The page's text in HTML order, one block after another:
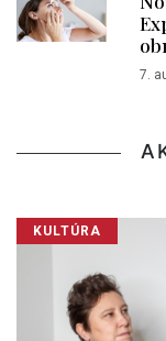
7.
KULTÚRA